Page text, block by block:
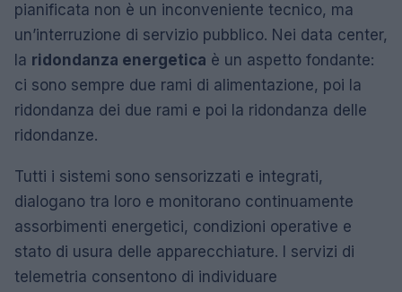
pianificata non è un inconveniente tecnico, ma
un’interruzione di servizio pubblico. Nei data center,
la ridondanza energetica è un aspetto fondante:
ci sono sempre due rami di alimentazione, poi la
ridondanza dei due rami e poi la ridondanza delle
ridondanze.
Tutti i sistemi sono sensorizzati e integrati,
dialogano tra loro e monitorano continuamente
assorbimenti energetici, condizioni operative e
stato di usura delle apparecchiature. I servizi di
telemetria consentono di individuare